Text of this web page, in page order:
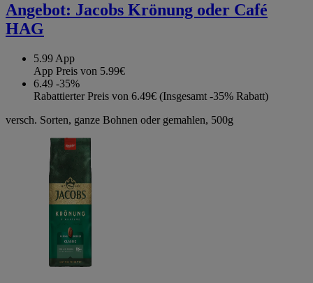
Angebot: Jacobs Krönung oder Café
HAG
5.99 App
App Preis von 5.99€
6.49 -35%
Rabattierter Preis von 6.49€ (Insgesamt -35% Rabatt)
versch. Sorten, ganze Bohnen oder gemahlen, 500g